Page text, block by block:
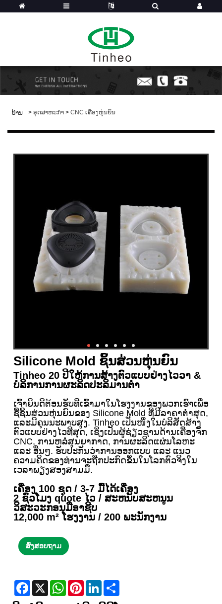
ບ້ານ > ອຸດສາຫະກໍາ > CNC ເຄື່ອງຫຸ່ນຍົນ
Silicone Mold ຊິ້ນສ່ວນຫຸ່ນຍົນ
Tinheo 20 ປີໃຫ້ການສ້າງຕົວແບບຢ່າງໄວວາ &
ບໍລິການການຜະລິດປະລິມານຕ່ໍາ
ເຈົ້າຍິນດີຕ້ອນຮັບທີ່ເຂົ້າມາໃນໂຮງງານຂອງພວກເຮົາເພື່ອ
ຊື້ຊິ້ນສ່ວນຫຸ່ນຍົນຂອງ Silicone Mold ທີ່ມີລາຄາຕໍ່າສຸດ,
ແລະມີຄຸນນະພາບສູງ. Tinheo ເປັນໜຶ່ງໃນບໍລິສັດສ້າງ
ຕົວແບບຢ່າງໄວທີ່ສຸດ, ເຊິ່ງເປັນຜູ້ຊ່ຽວຊານດ້ານເຄື່ອງຈັກ
CNC, ການຫລໍ່ສູນຍາກາດ, ການຜະລິດແຜ່ນໂລຫະ
ແລະ ອື່ນໆ. ຮັບປະກັນວ່າການອອກແບບ ແລະ ແນວ
ຄວາມຄິດຂອງທ່ານຈະຖືກປະກົດຂຶ້ນໃນໂລກຕົວຈິງໃນ
ເວລາພຽງສອງສາມມື້.
ເຄື່ອງ 100 ຊຸດ / 3-7 ມື້ໄດ້ເຄື່ອງ
2 ຊົ່ວໂມງ quote ໄວ / ສະຫນັບສະຫນູນ
ວິສະວະກອນມືອາຊີບ
12,000 m² ໂຮງງານ / 200 ພະນັກງານ
ສົ່ງສອບຖາມ
Facebook
X WhatsAppPinterestLinkedIn